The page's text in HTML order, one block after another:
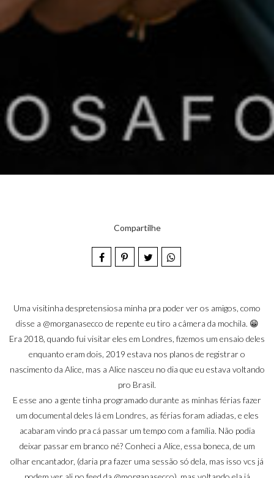
Compartilhe
Uma visitinha despretensiosa minha pra poder ver os amigos, como
disse a @morganasecco de repente eu tiro a câmera da mochila. 😁
Era 2018, quando fui visitar eles em Londres, fizemos um ensaio deles
enquanto eram dois, 2019 estava nos planos de registrar o
nascimento da Alice, mas a Alice nasceu no dia que eu estava voltando
pro Brasil.
E esse ano a gente tinha programado durante as minhas férias fazer
um documental deles lá em Londres, as férias foram adiadas, e eles
acabaram vindo pra cá passar um tempo com a família. Não podia
deixar passar em branco né? Conheci a Alice, essa boneca, de um
olhar encantador, (daria pra fazer uma sessão só dela, mas isso vcs já